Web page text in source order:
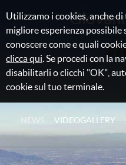
Utilizzamo i cookies, anche
migliore esperienza possibile
conoscere come e quali
clicca qui. Se procedi con la
disabilitarli o clicchi "OK",
cookie sul tuo terminale.
NEWS VIDEOGALLERY